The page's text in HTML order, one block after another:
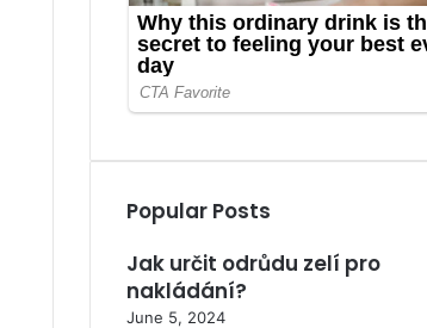
Popular Posts
Jak určit odrůdu zelí pro
nakládání?
June 5, 2024